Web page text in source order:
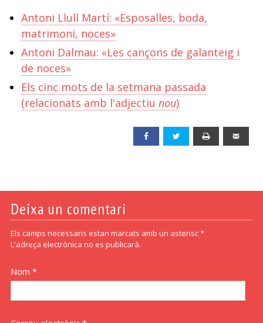
Antoni Llull Martí: «Esposalles, boda,
matrimoni, noces»
Antoni Dalmau: «Les cançons de galanteig i
de noces»
Els cinc mots de la setmana passada
(relacionats amb l'adjectiu nou)
Facebook Twitter
Deixa un comentari
Els camps necessaris estan marcats amb un asterisc *
L'adreça electrònica no es publicarà.
Nom *